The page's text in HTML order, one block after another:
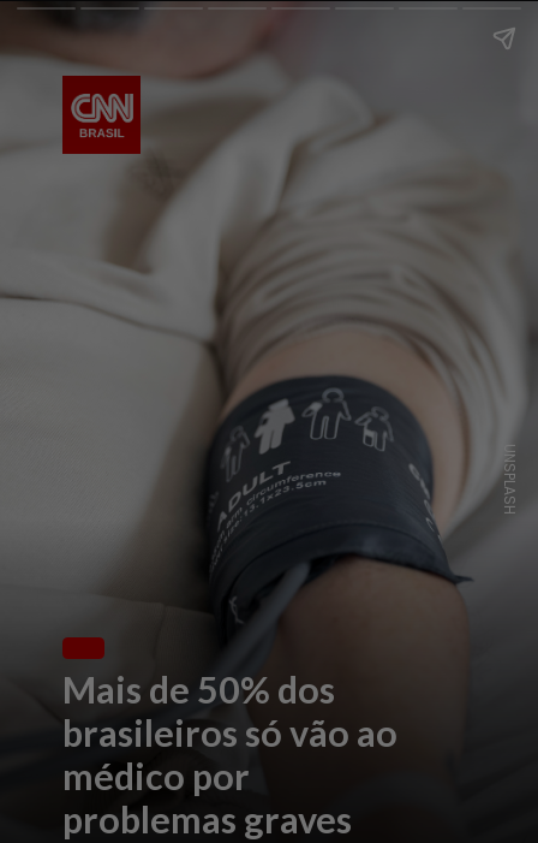
Mais de 50% dos
brasileiros só vão ao
médico por
problemas graves
UNSPLASH